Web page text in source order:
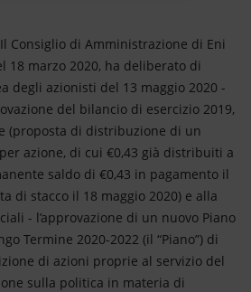
Consiglio di Amministrazione di Eni
18 marzo 2020, ha deliberato di
degli azionisti del 13 maggio 2020 -
del bilancio di esercizio 2019,
(proposta di distribuzione di un
azione, di cui €0,43 già distribuiti a
saldo di €0,43 in pagamento il
di stacco il 18 maggio 2020) e alla
- l’approvazione di un nuovo Piano
Termine 2020-2022 (il “Piano”) di
di azioni proprie al servizio del
sulla politica in materia di